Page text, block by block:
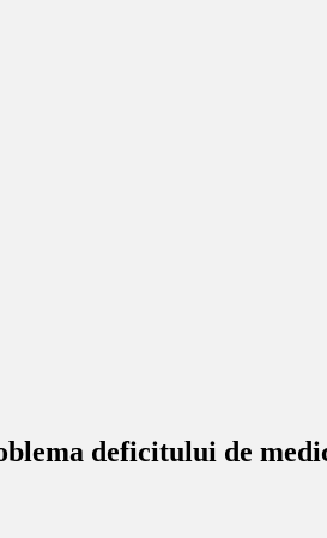
deficitului de